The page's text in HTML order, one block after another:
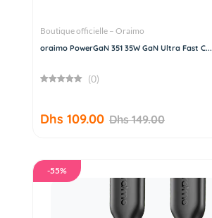
Boutique officielle – Oraimo
oraimo PowerGaN 351 35W GaN Ultra Fast C...
(0)
Dhs 109.00 Dhs 149.00
-55%